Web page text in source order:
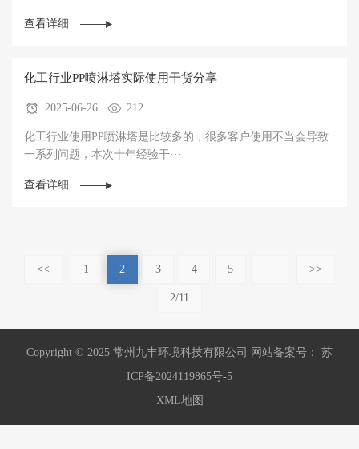
查看详细
化工行业PP喷淋塔实际使用干货分享
2025-06-26 212
化工行业使用PP喷淋塔是比较多的，很多客户使用不当会导致
一系列问题，本次十年经验干···
查看详细
<< 1 2 3 4 5 ··· >>
2/11
Copyright © 2025 常州九丰环境科技有限公司 网站备案号： 苏
ICP备2024119865号-5
XML地图